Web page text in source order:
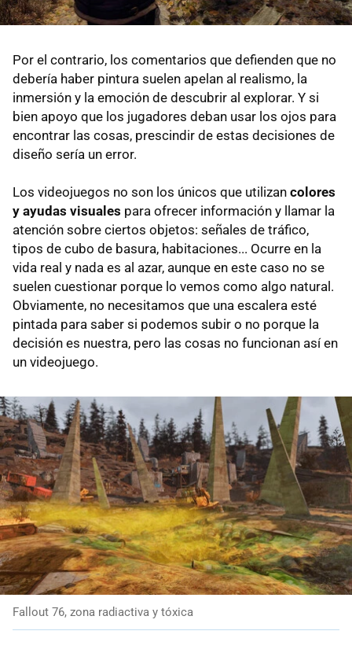
Por el contrario, los comentarios que defienden que no
debería haber pintura suelen apelan al realismo, la
inmersión y la emoción de descubrir al explorar. Y si
bien apoyo que los jugadores deban usar los ojos para
encontrar las cosas, prescindir de estas decisiones de
diseño sería un error.
Los videojuegos no son los únicos que utilizan colores
y ayudas visuales para ofrecer información y llamar la
atención sobre ciertos objetos: señales de tráfico,
tipos de cubo de basura, habitaciones... Ocurre en la
vida real y nada es al azar, aunque en este caso no se
suelen cuestionar porque lo vemos como algo natural.
Obviamente, no necesitamos que una escalera esté
pintada para saber si podemos subir o no porque la
decisión es nuestra, pero las cosas no funcionan así en
un videojuego.
Fallout 76, zona radiactiva y tóxica